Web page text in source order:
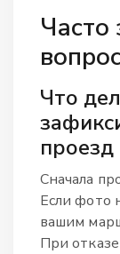
Что
Сначала
Если фото
вашим
При